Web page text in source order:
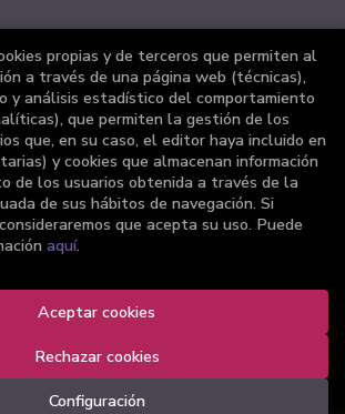
AL CLIENTE
Quiénes somos
Pedidos especiales
de desistimiento
Joker. Todos los Derechos Reservados |
propias y de terceros que permiten al
a través de una página web (técnicas),
y análisis estadístico del comportamiento
que permiten la gestión de los
que, en su caso, el editor haya incluido en
y cookies que almacenan información
de los usuarios obtenida a través de la
de sus hábitos de navegación. Si
que acepta su uso. Puede
aquí.
Configuración
Rechazar cookies
Aceptar cookies